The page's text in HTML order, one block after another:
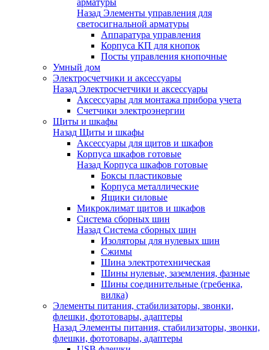
арматуры
Назад Элементы управления для
светосигнальной арматуры
Аппаратура управления
Корпуса КП для кнопок
Посты управления кнопочные
Умный дом
Электросчетчики и аксессуары
Назад Электросчетчики и аксессуары
Аксессуары для монтажа прибора учета
Счетчики электроэнергии
Щиты и шкафы
Назад Щиты и шкафы
Аксессуары для щитов и шкафов
Корпуса шкафов готовые
Назад Корпуса шкафов готовые
Боксы пластиковые
Корпуса металлические
Ящики силовые
Микроклимат щитов и шкафов
Система сборных шин
Назад Система сборных шин
Изоляторы для нулевых шин
Сжимы
Шина электротехническая
Шины нулевые, заземления, фазные
Шины соединительные (гребенка,
вилка)
Элементы питания, стабилизаторы, звонки,
флешки, фототовары, адаптеры
Назад Элементы питания, стабилизаторы, звонки,
флешки, фототовары, адаптеры